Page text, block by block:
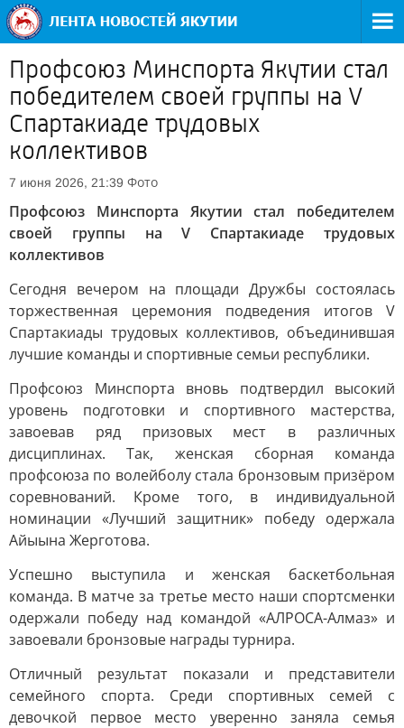
Профсоюз Минспорта Якутии стал
победителем своей группы на V
Спартакиаде трудовых
коллективов
7 июня 2026, 21:39 Фото
Профсоюз Минспорта Якутии стал победителем
своей группы на V Спартакиаде трудовых
коллективов
Сегодня вечером на площади Дружбы состоялась
торжественная церемония подведения итогов V
Спартакиады трудовых коллективов, объединившая
лучшие команды и спортивные семьи республики.
Профсоюз Минспорта вновь подтвердил высокий
уровень подготовки и спортивного мастерства,
завоевав ряд призовых мест в различных
дисциплинах. Так, женская сборная команда
профсоюза по волейболу стала бронзовым призёром
соревнований. Кроме того, в индивидуальной
номинации «Лучший защитник» победу одержала
Айыына Жерготова.
Успешно выступила и женская баскетбольная
команда. В матче за третье место наши спортсменки
одержали победу над командой «АЛРОСА-Алмаз» и
завоевали бронзовые награды турнира.
Отличный результат показали и представители
семейного спорта. Среди спортивных семей с
девочкой первое место уверенно заняла семья